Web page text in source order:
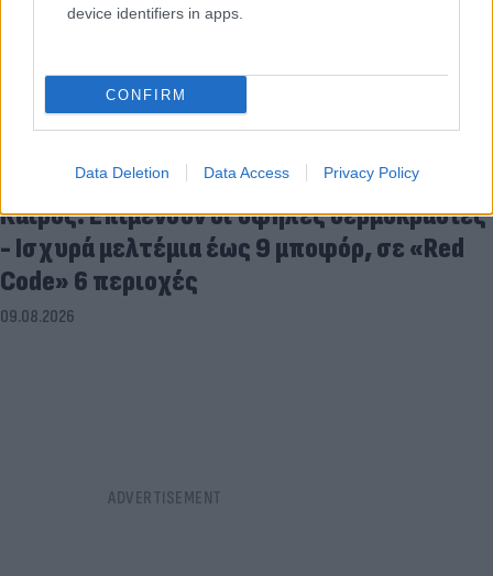
device identifiers in apps.
CONFIRM
Data Deletion Data Access Privacy Policy
Καιρός: Επιμένουν οι υψηλές θερμοκρασίες
- Ισχυρά μελτέμια έως 9 μποφόρ, σε «Red
Code» 6 περιοχές
09.08.2026